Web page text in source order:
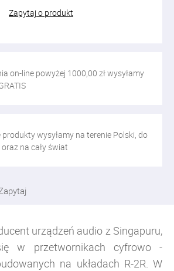
Zapytaj o produkt
on-line powyżej 1000,00 zł wysyłamy
wysyłamy na terenie Polski, do
na cały świat
urządzeń audio z Singapuru,
w przetwornikach cyfrowo -
na układach R-2R. W